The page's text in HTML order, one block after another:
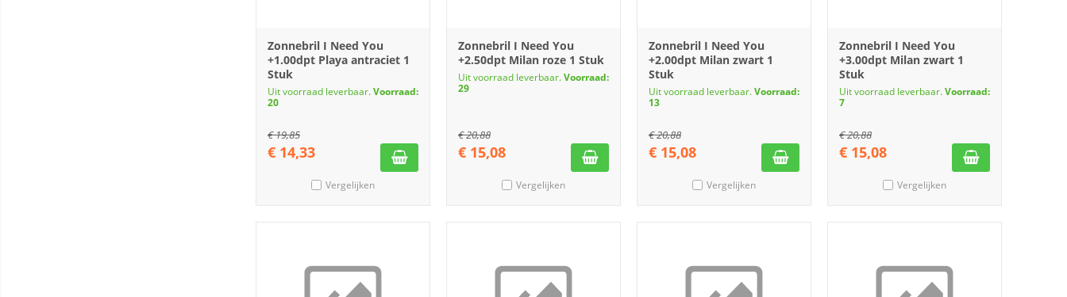
Zonnebril I Need You
+1.00dpt Playa antraciet 1
Stuk
Uit voorraad leverbaar.Voorraad:
20
€19,85
€ 14,33
Vergelijken
Zonnebril I Need You
+2.50dpt Milan roze 1 Stuk
Uit voorraad leverbaar.Voorraad:
29
€20,88
€ 15,08
Vergelijken
Zonnebril I Need You
+2.00dpt Milan zwart 1
Stuk
Uit voorraad leverbaar.Voorraad:
13
€20,88
€ 15,08
Vergelijken
Zonnebril I Need You
+3.00dpt Milan zwart 1
Stuk
Uit voorraad leverbaar.Voorraad:
7
€20,88
€ 15,08
Vergelijken